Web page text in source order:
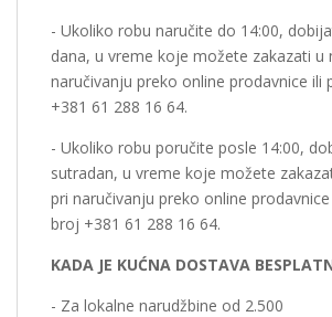
- Ukoliko robu naručite do 14:00,
dana, u vreme koje možete zakazati u
naručivanju preko online prodavnice ili
+381 61 288 16 64.
- Ukoliko robu poručite posle 14:00,
sutradan, u vreme koje možete
pri naručivanju preko online
broj +381 61 288 16 64.
KADA JE KUĆNA DOSTAVA
- Za lokalne narudžbine od 2.500